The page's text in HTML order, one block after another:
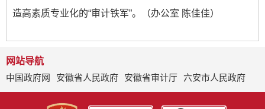
造高素质专业化的“审计铁军”。（办公室 陈佳佳）
网站导航
中国政府网
安徽省人民政府 安徽省审计厅 六安市人民政府